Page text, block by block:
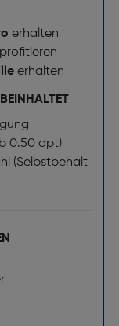
erhalten
profitieren
erhalten
0.50 dpt)
(Selbstbehalt